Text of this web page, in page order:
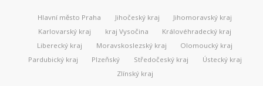
Hlavní město Praha Jihočeský kraj
Jihomoravský kraj
Karlovarský kraj
kraj Vysočina
Královéhradecký kraj
Liberecký kraj
Moravskoslezský kraj
Olomoucký kraj
Pardubický kraj
Plzeňský Středočeský kraj
Ústecký kraj
Zlínský kraj